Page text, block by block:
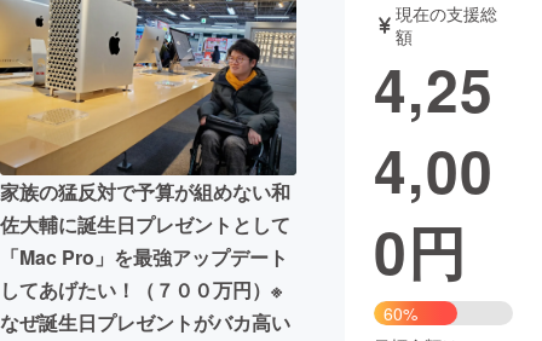
テクノロジー・ガジェット
映像・映画 書籍・雑誌
ビジネス・起業 チャレンジ
まちづくり・地域活性化
CAMPFIRE for Social Good
CAMPFIRE Creation
家族の猛反対で予算が組めない和
佐大輔に誕生日プレゼントとして
「Mac Pro」を最強アップデート
してあげたい！（７００万円）※
なぜ誕生日プレゼントがバカ高い
現在の支援総
額
4,25
4,00
0円
60%